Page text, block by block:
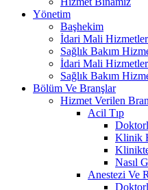
Yönetim
Başhekim
İdari Mali
Sağlık Bakım
İdari Mali Hizmetler
Sağlık Bakım
Bölüm Ve Branşlar
Hizmet Verilen
Acil Tıp
Klinik
Nasıl
Anestezi Ve